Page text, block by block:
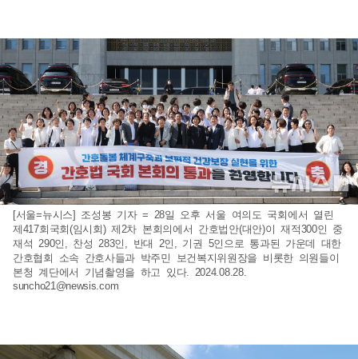
[서울=뉴시스] 조성봉 기자 = 28일 오후 서울 여의도 국회에서 열린
제417회국회(임시회) 제2차 본회의에서 간호법안(대안)이 재적300인 중
재석 290인, 찬성 283인, 반대 2인, 기권 5인으로 통과된 가운데 대한
간호협회 소속 간호사들과 박주민 보건복지위원장을 비롯한 의원들이
본청 계단에서 기념촬영을 하고 있다. 2024.08.28.
suncho21@newsis.com